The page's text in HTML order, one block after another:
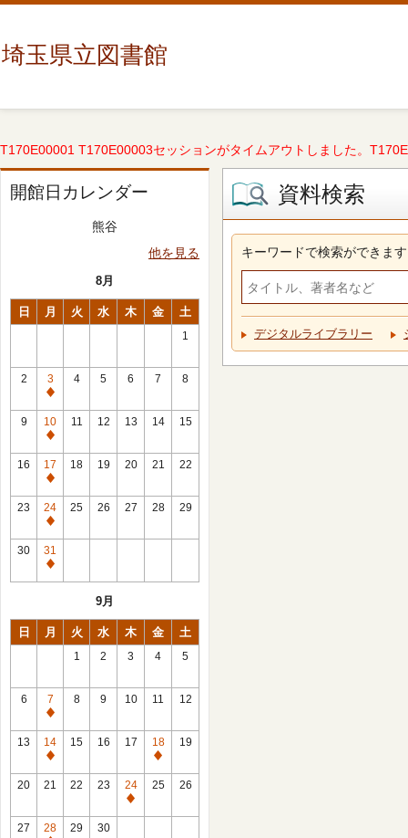
埼玉県立図書館
T170E00001 T170E00003セッションがタイムアウトしました。
開館日カレンダー
熊谷
他を見る
8月
日 月 火 水 木 金 土
1
2
3
休
館
日
4 5 6 7 8
9
10
休
館
日
11 12 13 14 15
16
17
休
館
日
18 19 20 21 22
23
24
休
館
日
25 26 27 28 29
30
31
休
9月
日 月 火 水 木 金 土
1 2 3 4 5
6
7
休
館
日
8 9 10 11 12
13
14
休
館
15 16 17
18
休
館
19
20 21 22 23
24
休
25 26
27
28
29 30
資料検索
キーワードで検索ができます
デジタルライブラリー